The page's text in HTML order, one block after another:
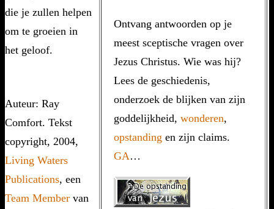
Ontvang antwoorden op je
meest sceptische vragen over
Jezus Christus. Wie was hij?
Lees de geschiedenis,
onderzoek de blijken van zijn
goddelijkheid, wonderen,
opstanding en zijn claims.
GA …
die je zullen helpen
om te groeien in
het geloof.
Auteur: Ray
Comfort. Tekst
copyright, 2004,
Living Waters
Publications, een
Team Member van